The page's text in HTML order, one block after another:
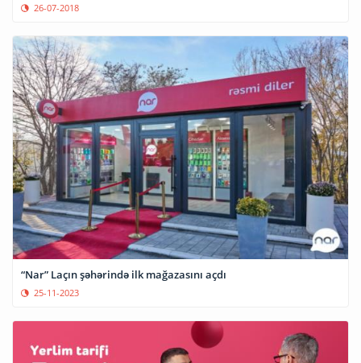
26-07-2018
“Nar” Laçın şəhərində ilk mağazasını açdı
25-11-2023